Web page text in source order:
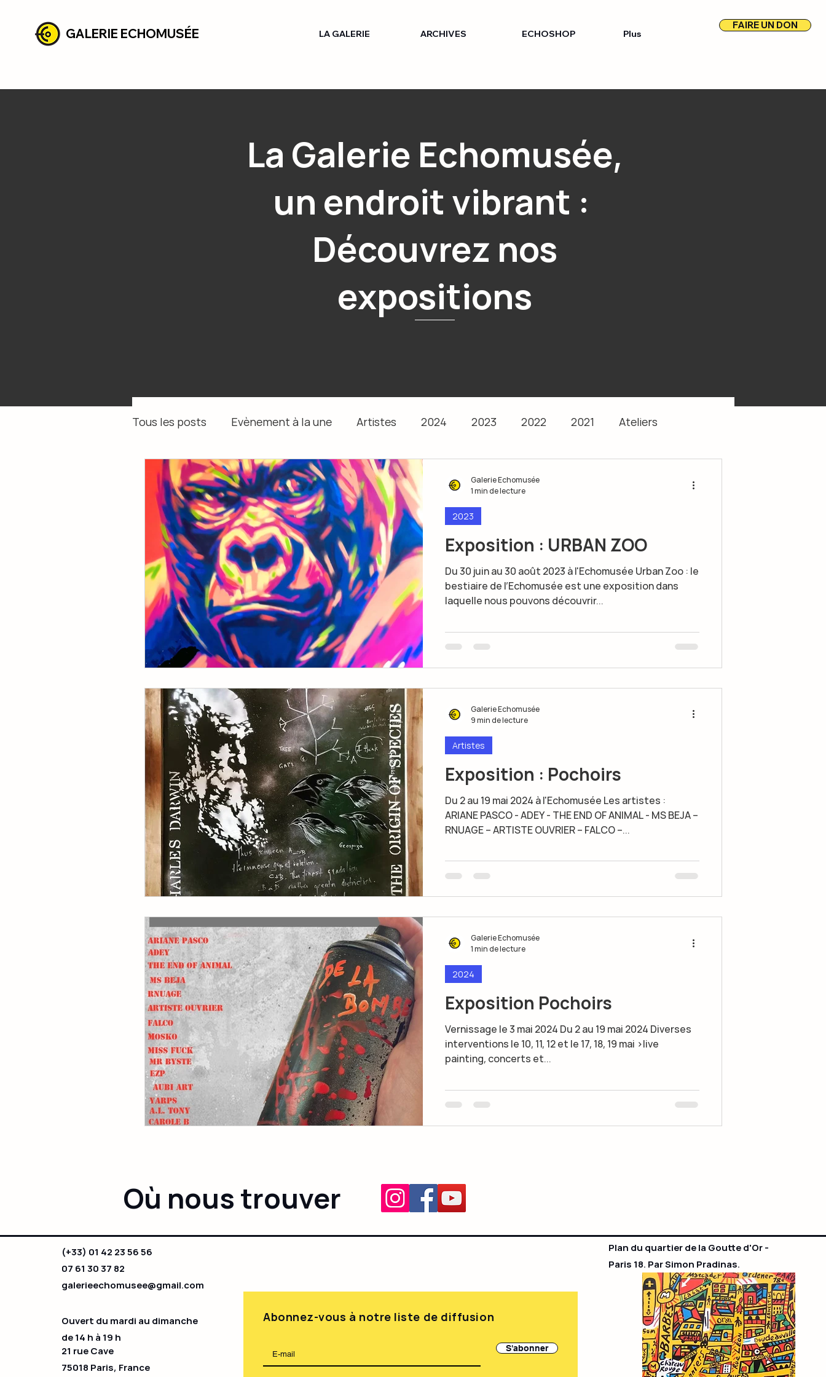
GALERIE ECHOMUSÉE LA GALERIE ARCHIVES ECHOSHOP Plus
FAIRE UN DON
La Galerie Echomusée,
un endroit vibrant :
Découvrez nos
expositions
Tous les posts Evènement à la une Artistes 2024 2023 2022 2021 Ateliers
Exposition : URBAN ZOO
Du 30 juin au 30 août 2023 à l'Echomusée Urban Zoo : le
bestiaire de l’Echomusée est une exposition dans
laquelle nous pouvons découvrir...
2023
Galerie Echomusée
1 min de lecture
Exposition : Pochoirs
Du 2 au 19 mai 2024 à l'Echomusée Les artistes :
ARIANE PASCO - ADEY - THE END OF ANIMAL - MS BEJA –
RNUAGE – ARTISTE OUVRIER – FALCO –...
Artistes
Galerie Echomusée
9 min de lecture
Exposition Pochoirs
Vernissage le 3 mai 2024 Du 2 au 19 mai 2024 Diverses
interventions le 10, 11, 12 et le 17, 18, 19 mai >live
painting, concerts et...
2024
Galerie Echomusée
1 min de lecture
Où nous trouver
Abonnez-vous à notre liste de diffusion
S'abonner
21 rue Cave
75018 Paris, France
(+33) 01 42 23 56 56
07 61 30 37 82
galerieechomusee@gmail.com
Ouvert du mardi au dimanche
de 14 h à 19 h​
Plan du quartier de la Goutte d'Or -
Paris 18. Par Simon Pradinas.